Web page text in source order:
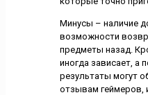
Минусы – наличие
возможности
предметы назад.
иногда зависает, а
результаты могут
отзывам геймеров,